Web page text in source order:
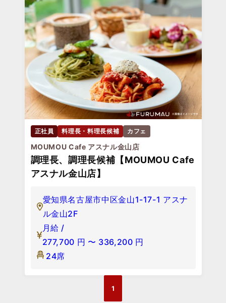
正社員 料理長・料理長候補 カフェ
MOUMOU Cafe アスナル金山店
調理長、調理長候補【MOUMOU Cafe
アスナル金山店】
愛知県名古屋市中区金山1-17-1 アスナ
ル金山2F
月給 /
277,700 円 〜 336,200 円
24席
1